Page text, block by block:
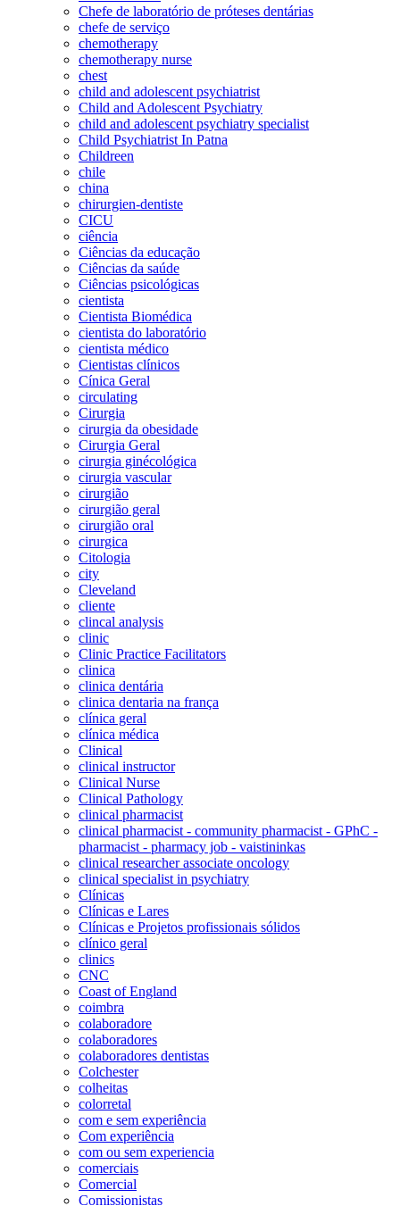
Chefe de laboratório de próteses dentárias
chefe de serviço
chemotherapy
chemotherapy nurse
chest
child and adolescent psychiatrist
Child and Adolescent Psychiatry
child and adolescent psychiatry specialist
Child Psychiatrist In Patna
Childreen
chile
china
chirurgien-dentiste
CICU
ciência
Ciências da educação
Ciências da saúde
Ciências psicológicas
cientista
Cientista Biomédica
cientista do laboratório
cientista médico
Cientistas clínicos
Cínica Geral
circulating
Cirurgia
cirurgia da obesidade
Cirurgia Geral
cirurgia ginécológica
cirurgia vascular
cirurgião
cirurgião geral
cirurgião oral
cirurgica
Citologia
city
Cleveland
cliente
clincal analysis
clinic
Clinic Practice Facilitators
clinica
clinica dentária
clinica dentaria na frança
clínica geral
clínica médica
Clinical
clinical instructor
Clinical Nurse
Clinical Pathology
clinical pharmacist
clinical pharmacist - community pharmacist - GPhC -
pharmacist - pharmacy job - vaistininkas
clinical researcher associate oncology
clinical specialist in psychiatry
Clínicas
Clínicas e Lares
Clínicas e Projetos profissionais sólidos
clínico geral
clinics
CNC
Coast of England
coimbra
colaboradore
colaboradores
colaboradores dentistas
Colchester
colheitas
colorretal
com e sem experiência
Com experiência
com ou sem experiencia
comerciais
Comercial
Comissionistas